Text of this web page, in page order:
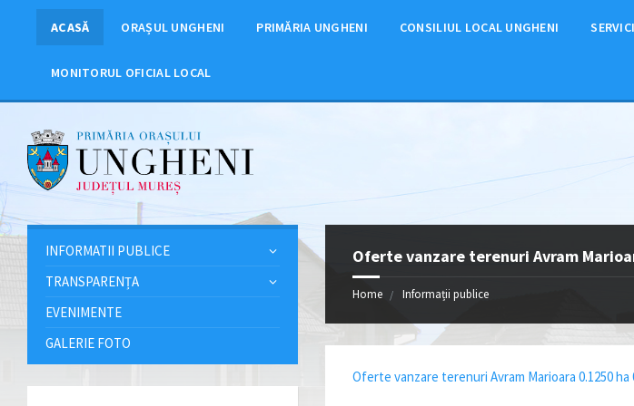
ACASĂ ORAȘUL UNGHENI PRIMĂRIA UNGHENI CONSILIUL LOCAL UNGHENI
MONITORUL OFICIAL LOCAL
Oferte vanzare terenuri Avram
Home Informații publice
Oferte vanzare terenuri Avram Marioara 0.1250 ha
INFORMATII PUBLICE
TRANSPARENȚA
EVENIMENTE
GALERIE FOTO